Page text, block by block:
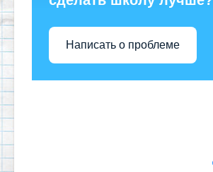
Написать о проблеме